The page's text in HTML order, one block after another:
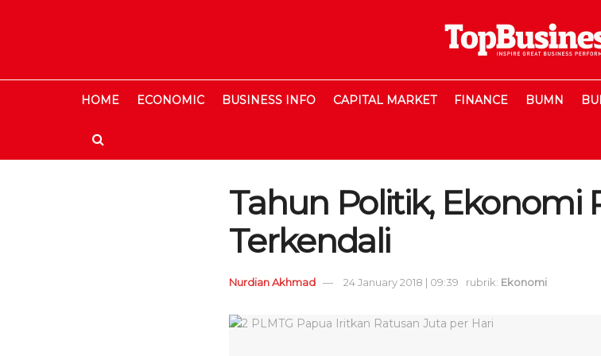
HOME ECONOMIC BUSINESS INFO CAPITAL MARKET FINANCE BUMN
Tahun Politik, Ekonomi
Terkendali
Nurdian Akhmad 24 January 2018 | 09:39 rubrik: Ekonomi